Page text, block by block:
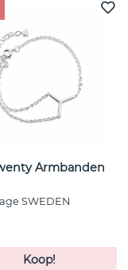
Armbanden
SWEDEN
Koop!